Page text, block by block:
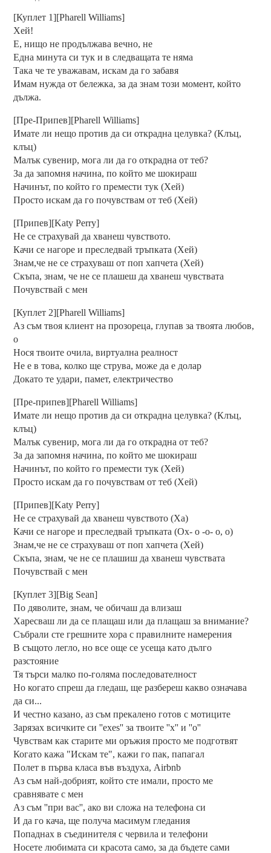
[Куплет 1][Pharell Williams]
Хей!
Е, нищо не продължава вечно, не
Една минута си тук и в следващата те няма
Така че те уважавам, искам да го забавя
Имам нужда от бележка, за да знам този момент, който
дължа.
[Пре-Припев][Pharell Williams]
Имате ли нещо против да си открадна целувка? (Клъц,
клъц)
Малък сувенир, мога ли да го открадна от теб?
За да запомня начина, по който ме шокираш
Начинът, по който го премести тук (Хей)
Просто искам да го почувствам от теб (Хей)
[Припев][Katy Perry]
Не се страхувай да хванеш чувството.
Качи се нагоре и преследвай тръпката (Хей)
Знам,че не се страхуваш от поп хапчета (Хей)
Скъпа, знам, че не се плашеш да хванеш чувствата
Почувствай с мен
[Куплет 2][Pharell Williams]
Аз съм твоя клиент на прозореца, глупав за твоята любов,
о
Нося твоите очила, виртуална реалност
Не е в това, колко ще струва, може да е долар
Докато те удари, памет, електричество
[Пре-припев][Pharell Williams]
Имате ли нещо против да си открадна целувка? (Клъц,
клъц)
Малък сувенир, мога ли да го открадна от теб?
За да запомня начина, по който ме шокираш
Начинът, по който го премести тук (Хей)
Просто искам да го почувствам от теб (Хей)
[Припев][Katy Perry]
Не се страхувай да хванеш чувството (Ха)
Качи се нагоре и преследвай тръпката (Ох- о -о- о, о)
Знам,че не се страхуваш от поп хапчета (Хей)
Скъпа, знам, че не се плашиш да хванеш чувствата
Почувствай с мен
[Куплет 3][Big Sean]
По дяволите, знам, че обичаш да влизаш
Харесваш ли да се плащаш или да плащаш за внимание?
Събрали сте грешните хора с правилните намерения
В същото легло, но все още се усеща като дълго
разстояние
Тя търси малко по-голяма последователност
Но когато спреш да гледаш, ще разбереш какво означава
да си...
И честно казано, аз съм прекалено готов с мотиците
Зарязах всичките си ''exes'' за твоите ''x'' и ''о''
Чувствам как старите ми оръжия просто ме подготвят
Когато кажа "Искам те", кажи го пак, папагал
Полет в първа класа във въздуха, Airbnb
Аз съм най-добрият, който сте имали, просто ме
сравнявате с мен
Аз съм ''при вас'', ако ви сложа на телефона си
И да го кача, ще получа масимум гледания
Попаднах в съединителя с червила и телефони
Носете любимата си красота само, за да бъдете сами